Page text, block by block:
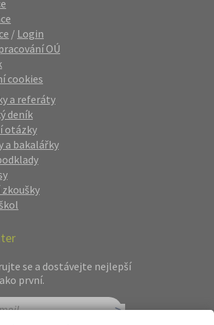
/ Login
OÚ
cookies
a referáty
deník
otázky
a bakalářky
se a dostávejte nejlepší
první.